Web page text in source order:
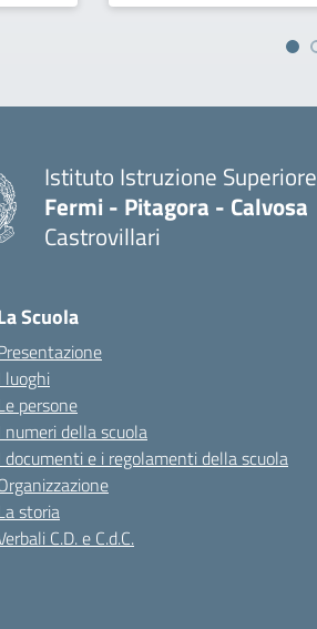
Istituto Istruzione Superiore
Fermi - Pitagora - Calvosa
Castrovillari
Scuola
luoghi
persone
numeri della scuola
documenti e i regolamenti della scuola
storia
C.D. e C.d.C.